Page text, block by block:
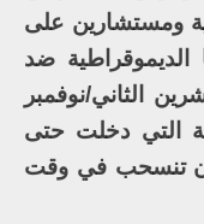
ومستشارين على
الديموقراطية ضد
الثاني/نوفمبر
التي دخلت حتى
أن تنسحب في وقت